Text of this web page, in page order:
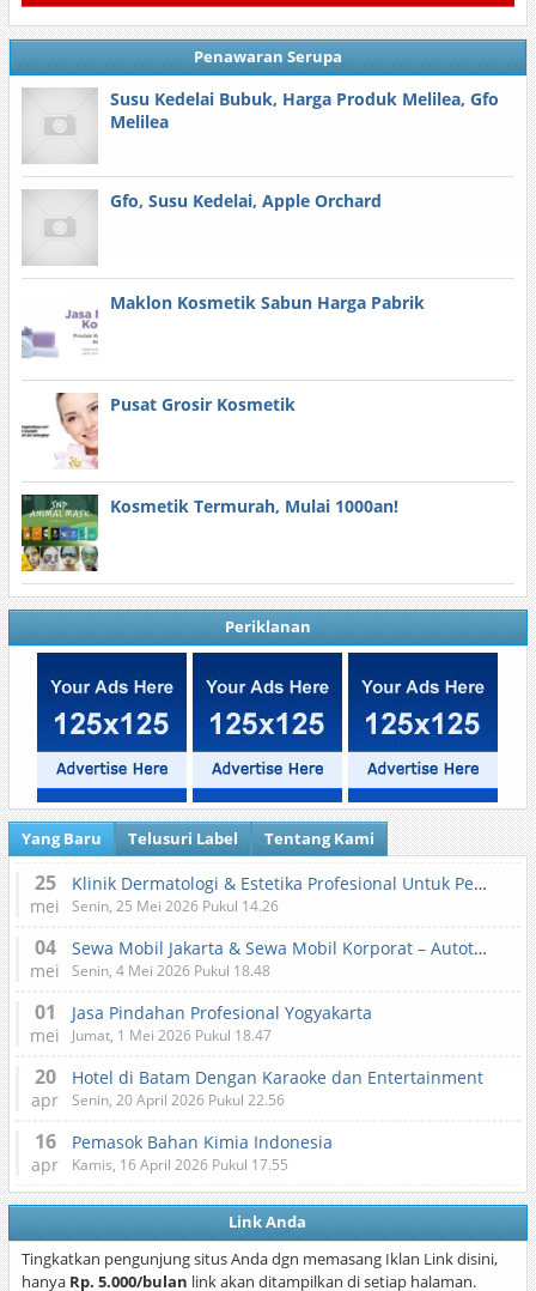
Penawaran Serupa
Susu Kedelai Bubuk, Harga Produk Melilea, Gfo
Melilea
Gfo, Susu Kedelai, Apple Orchard
Maklon Kosmetik Sabun Harga Pabrik
Pusat Grosir Kosmetik
Kosmetik Termurah, Mulai 1000an!
Periklanan
Yang Baru Telusuri Label Tentang Kami
25
mei
Klinik Dermatologi & Estetika Profesional Untuk Perawatan Kulit dan Kecantikan
Senin, 25 Mei 2026 Pukul 14.26
04
mei
Sewa Mobil Jakarta & Sewa Mobil Korporat – Autotranz Indonesia
Senin, 4 Mei 2026 Pukul 18.48
01
mei
Jasa Pindahan Profesional Yogyakarta
Jumat, 1 Mei 2026 Pukul 18.47
20
apr
Hotel di Batam Dengan Karaoke dan Entertainment
Senin, 20 April 2026 Pukul 22.56
16
apr
Pemasok Bahan Kimia Indonesia
Kamis, 16 April 2026 Pukul 17.55
Link Anda
Tingkatkan pengunjung situs Anda dgn memasang Iklan Link disini,
hanya Rp. 5.000/bulan link akan ditampilkan di setiap halaman.